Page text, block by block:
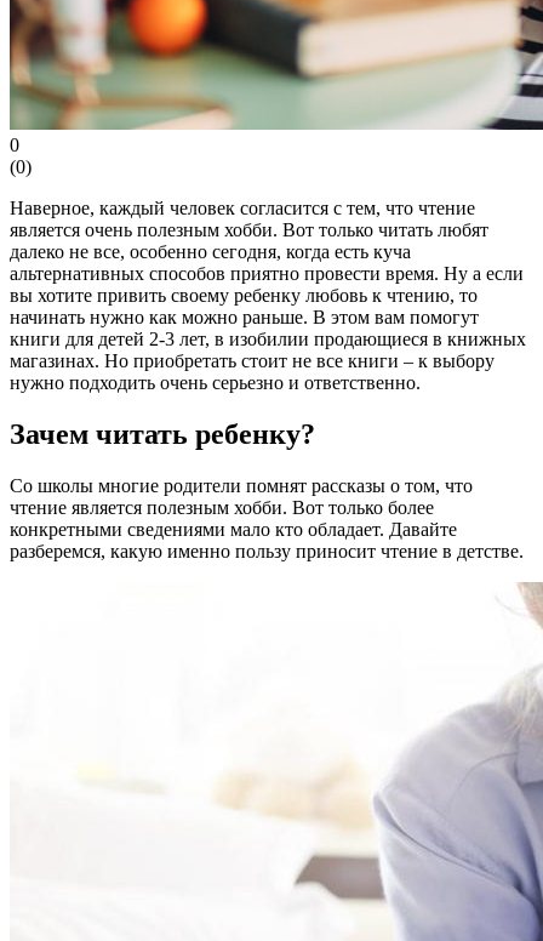
0
(0)
Наверное, каждый человек согласится с тем, что чтение
является очень полезным хобби. Вот только читать любят
далеко не все, особенно сегодня, когда есть куча
альтернативных способов приятно провести время. Ну а если
вы хотите привить своему ребенку любовь к чтению, то
начинать нужно как можно раньше. В этом вам помогут
книги для детей 2-3 лет, в изобилии продающиеся в книжных
магазинах. Но приобретать стоит не все книги – к выбору
нужно подходить очень серьезно и ответственно.
Зачем читать ребенку?
Со школы многие родители помнят рассказы о том, что
чтение является полезным хобби. Вот только более
конкретными сведениями мало кто обладает. Давайте
разберемся, какую именно пользу приносит чтение в детстве.